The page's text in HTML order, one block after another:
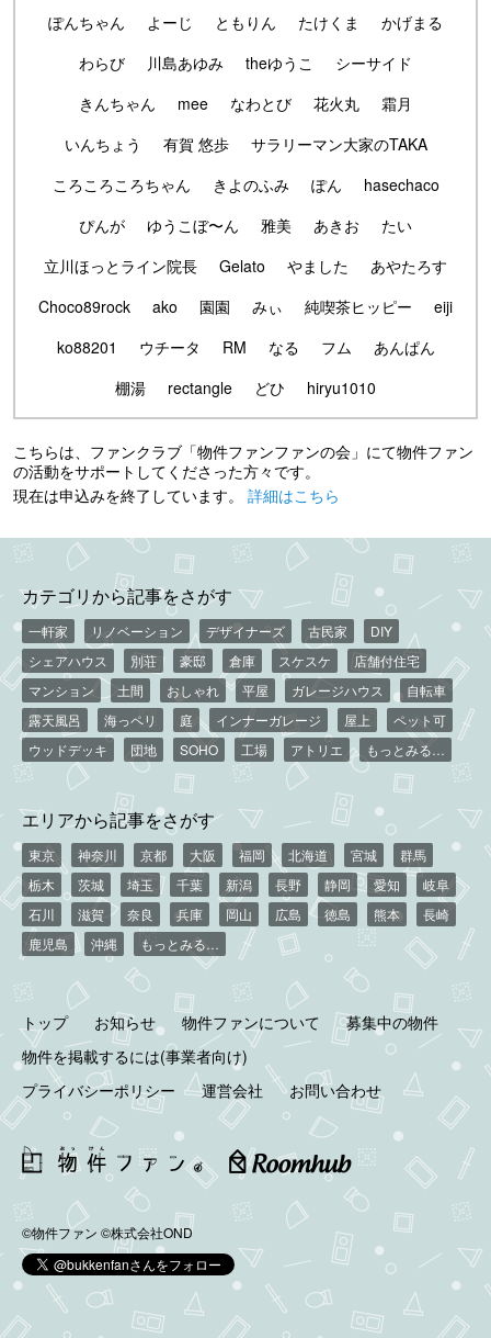
ぽんちゃん
よーじ ともりん たけくま
かげまる
わらび
川島あゆみ theゆうこ
シーサイド
きんちゃん
mee なわとび 花火丸
霜月
いんちょう
有賀 悠歩
サラリーマン大家のTAKA
ころころころちゃん
きよのふみ ぽん
hasechaco
ぴんが
ゆうこぼ〜ん 雅美 あきお
たい
立川ほっとライン院長
Gelato やました
あやたろす
Choco89rock
ako 園園 みぃ 純喫茶ヒッピー
eiji
ko88201
ウチータ RM なる フム
あんぱん
棚湯
rectangle どひ hiryu1010
こちらは、ファンクラブ「物件ファンファンの会」にて物件ファン
の活動をサポートしてくださった方々です。
現在は申込みを終了しています。 詳細はこちら
カテゴリから記事をさがす
一軒家 リノベーション デザイナーズ 古民家
DIY
シェアハウス
別荘 豪邸 倉庫 スケスケ
店舗付住宅
マンション
土間 おしゃれ 平屋 ガレージハウス
自転車
露天風呂
海っペリ 庭 インナーガレージ 屋上
ペット可
ウッドデッキ
団地 SOHO 工場 アトリエ もっとみる…
エリアから記事をさがす
東京 神奈川 京都 大阪 福岡 北海道 宮城
群馬
栃木
茨城 埼玉 千葉 新潟 長野 静岡 愛知
岐阜
石川
滋賀 奈良 兵庫 岡山 広島 徳島 熊本
長崎
鹿児島
沖縄 もっとみる…
トップ お知らせ 物件ファンについて
募集中の物件
物件を掲載するには(事業者向け)
プライバシーポリシー
運営会社 お問い合わせ
©物件ファン ©株式会社OND